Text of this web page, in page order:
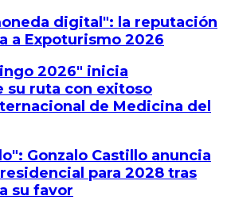
digital": la reputación
a Expoturismo 2026
2026" inicia
su ruta con exitoso
de Medicina del
Gonzalo Castillo anuncia
para 2028 tras
su favor